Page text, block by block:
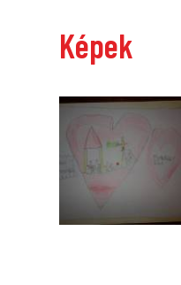
Képek